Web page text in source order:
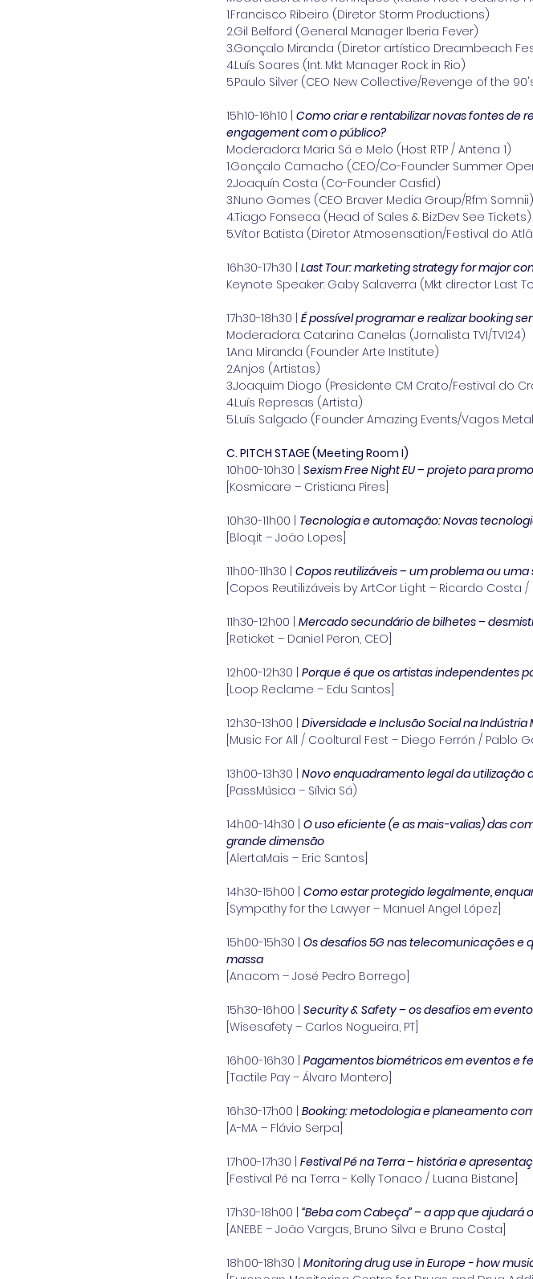
1.Francisco Ribeiro (Diretor Storm Productions)
2.Gil Belford (General Manager Iberia Fever)
3.Gonçalo Miranda (Diretor artístico Dreambeach
4.Luís Soares (Int. Mkt Manager Rock in Rio)
5.Paulo Silver (CEO New Collective/Revenge of the
15h10-16h10 | Como criar e rentabilizar novas fontes de
engagement com o público?
Moderadora: Maria Sá e Melo (Host RTP / Antena 1)
1.Gonçalo Camacho (CEO/Co-Founder Summer
2.Joaquín Costa (Co-Founder Casfid)
3.Nuno Gomes (CEO Braver Media Group/Rfm Somnii)
4.Tiago Fonseca (Head of Sales & BizDev See Tickets)
5.Vítor Batista (Diretor Atmosensation/Festival do
16h30-17h30 | Last Tour: marketing strategy for major
Keynote Speaker: Gaby Salaverra (Mkt director Last
17h30-18h30 | É possível programar e realizar booking
Moderadora: Catarina Canelas (Jornalista TVI/TVI24)
1.Ana Miranda (Founder Arte Institute)
2.Anjos (Artistas)
3.Joaquim Diogo (Presidente CM Crato/Festival do
4.Luís Represas (Artista)
5.Luís Salgado (Founder Amazing Events/Vagos
C. PITCH STAGE (Meeting Room I)
10h00-10h30 | Sexism Free Night EU – projeto para
[Kosmicare – Cristiana Pires]
10h30-11h00 | Tecnologia e automação: Novas
[Bloq.it – João Lopes]
11h00-11h30 | Copos reutilizáveis – um problema ou
[Copos Reutilizáveis by ArtCor Light – Ricardo Costa
11h30-12h00 | Mercado secundário de bilhetes –
[Reticket – Daniel Peron, CEO]
12h00-12h30 | Porque é que os artistas independentes
[Loop Reclame – Edu Santos]
12h30-13h00 | Diversidade e Inclusão Social na
[Music For All / Cooltural Fest – Diego Ferrón / Pablo
13h00-13h30 | Novo enquadramento legal da utilização
[PassMúsica – Sílvia Sá)
14h00-14h30 | O uso eficiente (e as mais-valias) das
grande dimensão
[AlertaMais – Eric Santos]
14h30-15h00 | Como estar protegido legalmente,
[Sympathy for the Lawyer – Manuel Angel López]
15h00-15h30 | Os desafios 5G nas telecomunicações e
massa
[Anacom – José Pedro Borrego]
15h30-16h00 | Security & Safety – os desafios em
[Wisesafety – Carlos Nogueira, PT]
16h00-16h30 | Pagamentos biométricos em eventos e
[Tactile Pay – Álvaro Montero]
16h30-17h00 | Booking: metodologia e planeamento
[A-MA – Flávio Serpa]
17h00-17h30 | Festival Pé na Terra – história e
[Festival Pé na Terra - Kelly Tonaco / Luana Bistane]
17h30-18h00 | “Beba com Cabeça” – a app que
[ANEBE – João Vargas, Bruno Silva e Bruno Costa]
18h00-18h30 | Monitoring drug use in Europe - how